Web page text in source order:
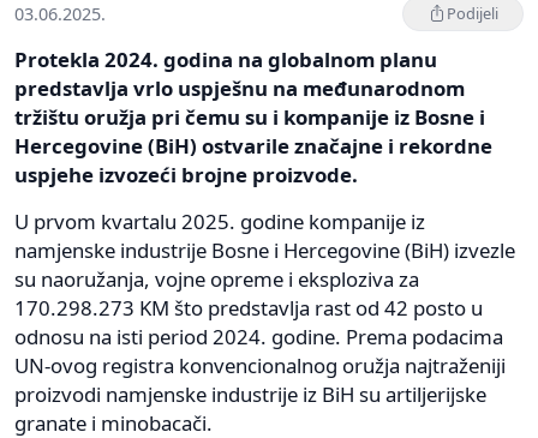
03.06.2025. Podijeli
Protekla 2024. godina na globalnom planu
predstavlja vrlo uspješnu na međunarodnom
tržištu oružja pri čemu su i kompanije iz Bosne i
Hercegovine (BiH) ostvarile značajne i rekordne
uspjehe izvozeći brojne proizvode.
U prvom kvartalu 2025. godine kompanije iz
namjenske industrije Bosne i Hercegovine (BiH) izvezle
su naoružanja, vojne opreme i eksploziva za
170.298.273 KM što predstavlja rast od 42 posto u
odnosu na isti period 2024. godine. Prema podacima
UN-ovog registra konvencionalnog oružja najtraženiji
proizvodi namjenske industrije iz BiH su artiljerijske
granate i minobacači.